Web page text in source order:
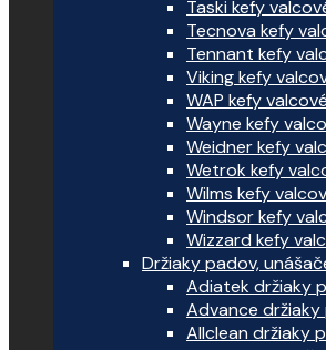
Taski kefy
Tecnova kefy
Tennant kefy
Viking kefy
WAP kefy valcové
Wayne kefy
Weidner kefy
Wetrok kefy
Wilms kefy
Windsor kefy
Wizzard kefy
Držiaky padov,
Adiatek držiaky
Advance
Allclean držiaky